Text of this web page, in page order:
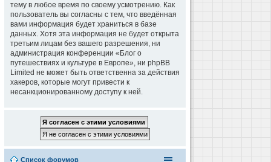
тему в любое время по своему усмотрению. Как
пользователь вы согласны с тем, что введённая
вами информация будет храниться в базе
данных. Хотя эта информация не будет открыта
третьим лицам без вашего разрешения, ни
администрация конференции «Блог о
путешествиях и культуре в Европе», ни phpBB
Limited не может быть ответственна за действия
хакеров, которые могут привести к
несанкционированному доступу к ней.
Список форумов